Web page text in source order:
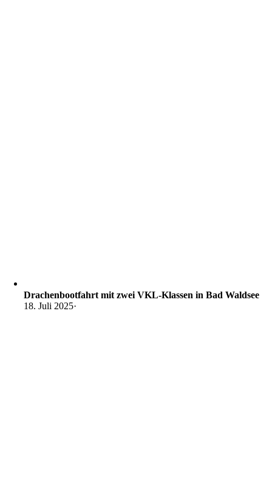
Drachenbootfahrt mit zwei VKL-Klassen in Bad Waldsee
18. Juli 2025·